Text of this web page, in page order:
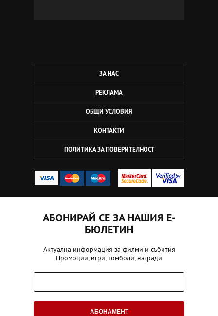
ЗА НАС
РЕКЛАМА
ОБЩИ УСЛОВИЯ
КОНТАКТИ
ПОЛИТИКА ЗА ПОВЕРИТЕЛНОСТ
АБОНИРАЙ СЕ ЗА НАШИЯ Е-
БЮЛЕТИН
Актуална информация за филми и събития
Промоции, игри, томболи, награди
АБОНАМЕНТ